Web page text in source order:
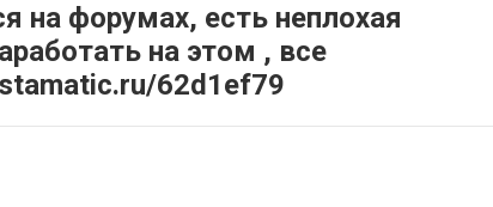
на форумах, есть неплохая
на этом , все
62d1ef79